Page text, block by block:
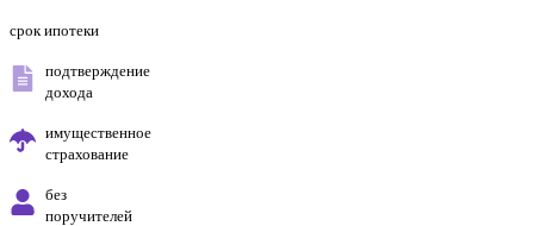
срок ипотеки
подтверждение
дохода
имущественное
страхование
без
поручителей